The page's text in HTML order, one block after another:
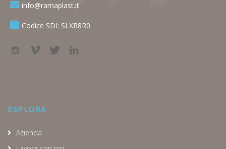
info@ramaplast.it
Codice SDI: SLXR8R0
ESPLORA
Azienda